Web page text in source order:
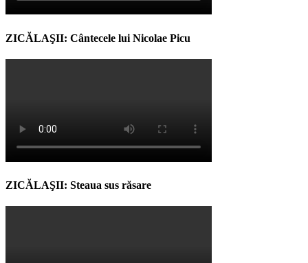
ZICĂLAŞII: Cântecele lui Nicolae Picu
ZICĂLAŞII: Steaua sus răsare